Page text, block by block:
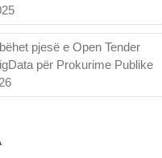
pjesë e Open Tender
për Prokurime Publike